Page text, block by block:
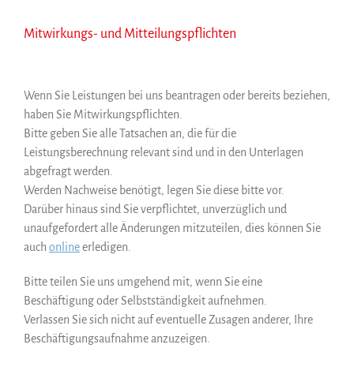
Mitwirkungs- und Mitteilungspflichten
Wenn Sie Leistungen bei uns beantragen oder bereits beziehen,
haben Sie Mitwirkungspflichten.
Bitte geben Sie alle Tatsachen an, die für die
Leistungsberechnung relevant sind und in den Unterlagen
abgefragt werden.
Werden Nachweise benötigt, legen Sie diese bitte vor.
Darüber hinaus sind Sie verpflichtet, unverzüglich und
unaufgefordert alle Änderungen mitzuteilen, dies können Sie
auch onlineerledigen.
Bitte teilen Sie uns umgehend mit, wenn Sie eine
Beschäftigung oder Selbstständigkeit aufnehmen.
Verlassen Sie sich nicht auf eventuelle Zusagen anderer, Ihre
Beschäftigungsaufnahme anzuzeigen.